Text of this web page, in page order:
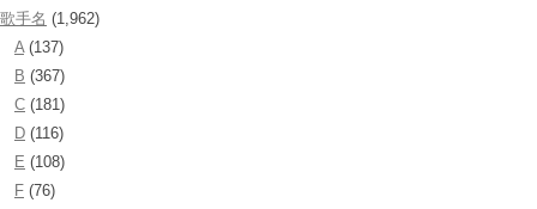
歌手名 (1,962)
A(137)
B (367)
C (181)
D (116)
E (108)
F (76)